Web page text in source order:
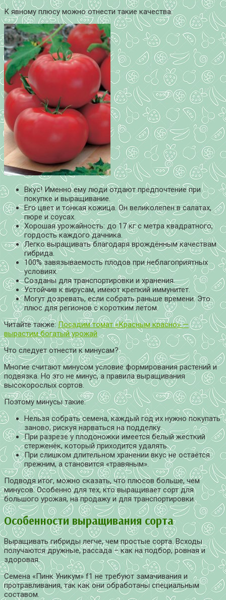
К явному плюсу можно отнести такие качества:
Вкус! Именно ему люди отдают предпочтение при
покупке и выращивание.
Его цвет и тонкая кожица. Он великолепен в салатах,
пюре и соусах.
Хорошая урожайность: до 17 кг с метра квадратного,
гордость каждого дачника.
Легко выращивать благодаря врождённым качествам
гибрида.
100% завязываемость плодов при неблагоприятных
условиях.
Созданы для транспортировки и хранения.
Устойчив к вирусам, имеют крепкий иммунитет.
Могут дозревать, если собрать раньше времени. Это
плюс для регионов с коротким летом.
Читайте также:Посадим томат «Красным красно» —
вырастим богатый урожай
Что следует отнести к минусам?
Многие считают минусом условие формирования растений и
подвязка. Но это не минус, а правила выращивания
высокорослых сортов.
Поэтому минусы такие:
Нельзя собрать семена, каждый год их нужно покупать
заново, рискуя нарваться на подделку.
При разрезе у плодоножки имеется белый жёсткий
стерженёк, который приходится удалять.
При слишком длительном хранении вкус не остаётся
прежним, а становится «травяным».
Подводя итог, можно сказать, что плюсов больше, чем
минусов. Особенно для тех, кто выращивает сорт для
большого урожая, на продажу и для транспортировки.
Особенности выращивания сорта
Выращивать гибриды легче, чем простые сорта. Всходы
получаются дружные, рассада – как на подбор, ровная и
здоровая.
Семена «Пинк Уникум» f1 не требуют замачивания и
протравливания, так как они обработаны специальным
составом.